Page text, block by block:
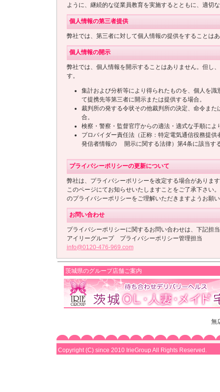
ように、継続的な従業員教育を実施するとともに、適切
個人情報の第三者提供
弊社では、第三者に対して個人情報の提供をすることは
個人情報の開示
弊社では、個人情報を開示することはありません。但し
す。
集計および分析等により得られたものを、個人を識
て提携先等第三者に開示または提供する場合。
裁判所の発する令状その他裁判所の決定、命令また
合。
検察・警察・監督官庁からの適法・適式な手順によ
プロバイダー責任法（正称：特定電気通信役務提供
発信者情報の 開示に関する法律）第4条に該当す
プライバシーポリシーの更新について
弊社は、プライバシーポリシーを改定する場合がありま
このページにてお知らせいたしますことをご了承下さい
のプライバシーポリシーをご理解いただきますようお願
お問い合わせ
プライバシーポリシーに関するお問い合わせは、下記担
アイリーグループ プライバシーポリシー管理担当
info@0120-476-969.com
茨城県のグループ店舗ご案内
無
Copyright (C) since 2010 IrieGroup All Rights Reserved.